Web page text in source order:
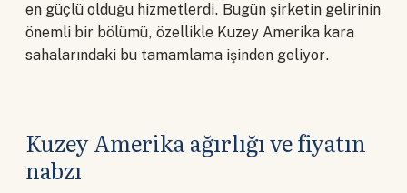
en güçlü olduğu hizmetlerdi. Bugün şirketin gelirinin
önemli bir bölümü, özellikle Kuzey Amerika kara
sahalarındaki bu tamamlama işinden geliyor.
Kuzey Amerika ağırlığı ve fiyatın
nabzı